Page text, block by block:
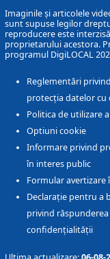
Imaginile și articolele
sunt supuse legilor
reproducere este
proprietarului acestora.
programul DigiLOCAL
Reglementări
protecția datelor cu
Politica de utilizare
Optiuni cookie
Informare privind
în interes public
Formular avertizare
Declarație pentru a
privind
confidențialității